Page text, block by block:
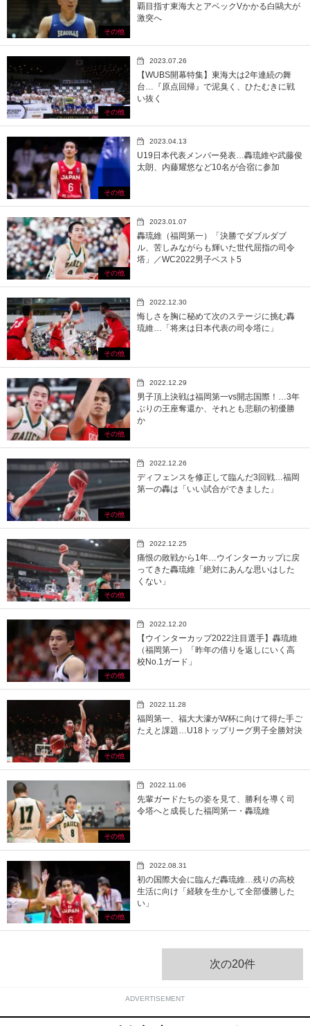
その他
覇目指す東海大とアベックVかかる白鷗大が
激突へ
その他
2023.07.26
【WUBS開幕特集】東海大は2年連続の舞
台…『原点回帰』で泥臭く、ひたむきに戦
い抜く
その他
2023.04.13
U19日本代表メンバー発表…轟琉維や武藤俊
太朗、内藤耀悠など10名が合宿に参加
その他
2023.01.07
轟琉維（福岡第一）「決勝でダブルダブ
ル、苦しみながらも輝いた世代屈指の司令
塔」／WC2022男子ベスト5
その他
2022.12.30
悔しさを胸に秘めて次のステージに挑む轟
琉維…「将来は日本代表の司令塔に」
その他
2022.12.29
男子頂上決戦は福岡第一vs開志国際！…3年
ぶりの王座奪還か、それとも悲願の初優勝
か
その他
2022.12.26
ディフェンスを修正して臨んだ3回戦…福岡
第一の轟は「いい試合ができました」
その他
2022.12.25
痛恨の敗戦から1年…ウインターカップに戻
ってきた轟琉維「絶対にあんな思いはした
くない」
その他
2022.12.20
【ウインターカップ2022注目選手】轟琉維
（福岡第一）「昨年の借りを返しにいく高
校No.1ガード」
その他
2022.11.28
福岡第一、福大大濠がW杯に向けて得た手ご
たえと課題…U18トップリーグ男子全勝対決
その他
2022.11.06
先輩ガードたちの姿を見て、勝利を導く司
令塔へと成長した福岡第一・轟琉維
その他
2022.08.31
初の国際大会に臨んだ轟琉維…残りの高校
生活に向け「経験を生かして全部優勝した
い」
次の20件
ADVERTISEMENT